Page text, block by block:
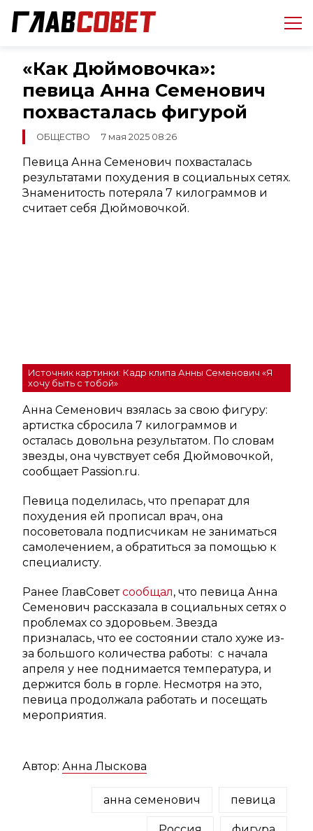
«Как Дюймовочка»:
певица Анна Семенович
похвасталась фигурой
ОБЩЕСТВО 7 мая 2025 08:26
Певица Анна Семенович похвасталась
результатами похудения в социальных сетях.
Знаменитость потеряла 7 килограммов и
считает себя Дюймовочкой.
Источник картинки: Кадр клипа Анны Семенович «Я
хочу быть с тобой»
Анна Семенович взялась за свою фигуру:
артистка сбросила 7 килограммов и
осталась довольна результатом. По словам
звезды, она чувствует себя Дюймовочкой,
сообщает Passion.ru.
Певица поделилась, что препарат для
похудения ей прописал врач, она
посоветовала подписчикам не заниматься
самолечением, а обратиться за помощью к
специалисту.
Ранее ГлавСоветсообщал, что певица Анна
Семенович рассказала в социальных сетях о
проблемах со здоровьем. Звезда
призналась, что ее состоянии стало хуже из-
за большого количества работы: с начала
апреля у нее поднимается температура, и
держится боль в горле. Несмотря на это,
певица продолжала работать и посещать
мероприятия.
Автор: Анна Лыскова
анна семенович певица